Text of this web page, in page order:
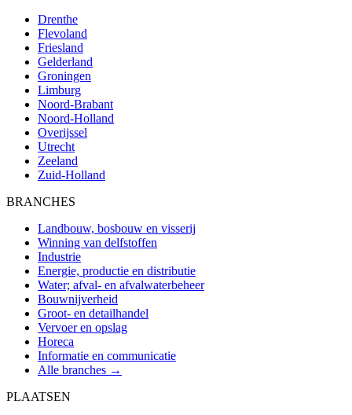
Drenthe
Flevoland
Friesland
Gelderland
Groningen
Limburg
Noord-Brabant
Noord-Holland
Overijssel
Utrecht
Zeeland
Zuid-Holland
BRANCHES
Landbouw, bosbouw en visserij
Winning van delfstoffen
Industrie
Energie, productie en distributie
Water; afval- en afvalwaterbeheer
Bouwnijverheid
Groot- en detailhandel
Vervoer en opslag
Horeca
Informatie en communicatie
Alle branches →
PLAATSEN